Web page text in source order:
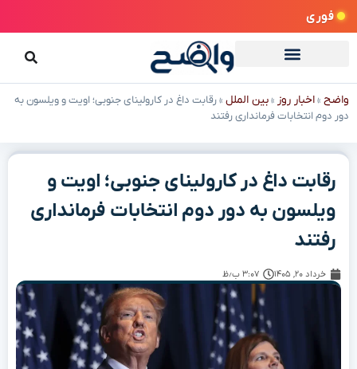
فوری
واضح »اخبار روز »بین الملل »رقابت داغ در کارولینای جنوبی؛ اویت و ویلسون به
دور دوم انتخابات فرمانداری رفتند
رقابت داغ در کارولینای جنوبی؛ اویت و
ویلسون به دور دوم انتخابات فرمانداری
رفتند
خرداد ۲۰, ۱۴۰۵ ۳:۰۷ ب٫ظ